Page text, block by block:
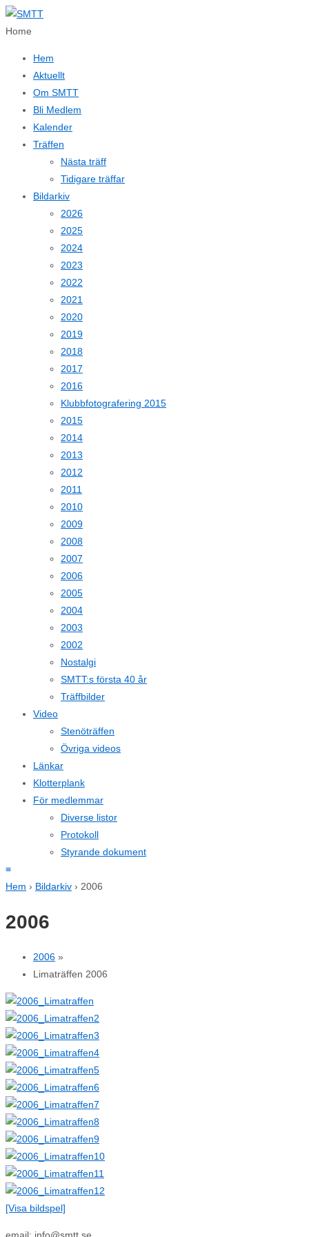
↓
Hoppa
huvudinnehållet
Home
Hem
Aktuellt
Om SMTT
Bli Medlem
Kalender
Träffen
Nästa träff
Tidigare träffar
Bildarkiv
2026
2025
2024
2023
2022
2021
2020
2019
2018
2017
2016
Klubbfotografering 2015
2015
2014
2013
2012
2011
2010
2009
2008
2007
2006
2005
2004
2003
2002
Nostalgi
SMTT:s första 40 år
Träffbilder
Video
Stenöträffen
Övriga videos
Länkar
Klotterplank
För medlemmar
Diverse listor
Protokoll
Styrande dokument
≡
Hem › Bildarkiv › 2006
2006
2006 »
Limaträffen 2006
[Visa bildspel]
email: info@smtt.se